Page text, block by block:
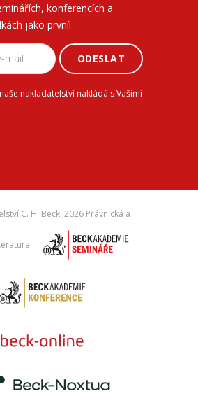
konferencích a
jako první!
ODESLAT
nakladatelství nakládá s Vašimi
.
C. H. Beck, 2026 Právnická a